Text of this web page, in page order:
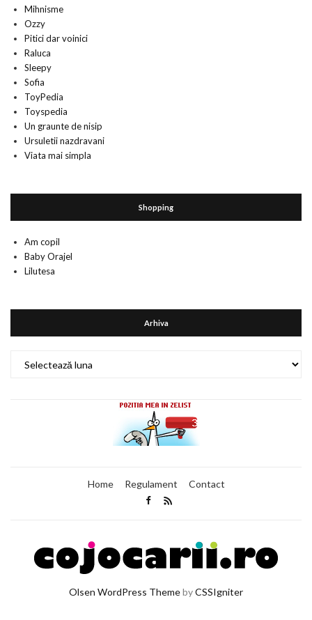
Mihnisme
Ozzy
Pitici dar voinici
Raluca
Sleepy
Sofia
ToyPedia
Toyspedia
Un graunte de nisip
Ursuletii nazdravani
Viata mai simpla
Shopping
Am copil
Baby Orajel
Lilutesa
Arhiva
Home Regulament Contact
Olsen WordPress ThemebyCSSIgniter